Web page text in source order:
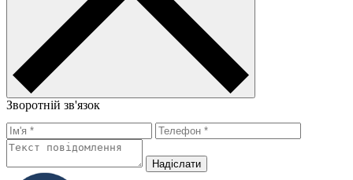
Зворотній зв'язок
Надiслати